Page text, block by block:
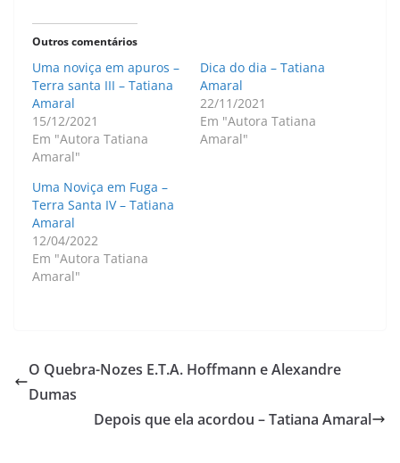
Outros comentários
Uma noviça em apuros –
Terra santa III – Tatiana
Amaral
15/12/2021
Em "Autora Tatiana
Amaral"
Dica do dia – Tatiana
Amaral
22/11/2021
Em "Autora Tatiana
Amaral"
Uma Noviça em Fuga –
Terra Santa IV – Tatiana
Amaral
12/04/2022
Em "Autora Tatiana
Amaral"
O Quebra-Nozes E.T.A. Hoffmann e Alexandre
Dumas
Depois que ela acordou – Tatiana Amaral